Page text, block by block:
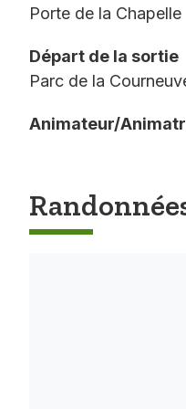
Porte de la Chapelle
Départ de la sortie
Parc de la
Animateur/